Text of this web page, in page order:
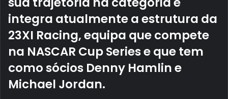
integra atualmente a estrutura da
23XI Racing, equipa que compete
na NASCAR Cup Series e que tem
como sócios Denny Hamlin e
Michael Jordan.